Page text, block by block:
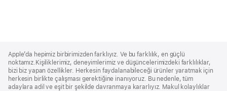
Footer
Apple’da hepimiz birbirimizden farklıyız. Ve bu farklılık, en güçlü
noktamız.Kişiliklerimiz, deneyimlerimiz ve düşüncelerimizdeki farklılıklar,
bizi biz yapan özellikler. Herkesin faydalanabileceği ürünler yaratmak için
herkesin birlikte çalışması gerektiğine inanıyoruz. Bu nedenle, tüm
adaylara adil ve eşit bir şekilde davranmaya kararlıyız. Makul kolaylıklar